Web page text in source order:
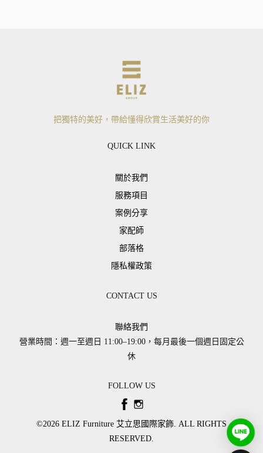
把獨特的美好，帶給懂得欣賞生活美好的你
QUICK LINK
關於我們
服務項目
案例分享
家配師
部落格
隱私權政策
CONTACT US
聯絡我們
營業時間：週一至週日 11:00–19:00，每月最後一個週日固定公
休
FOLLOW US
©2026 ​ELIZ Furniture 艾立思國際家飾. ALL RIGHTS
RESERVED.